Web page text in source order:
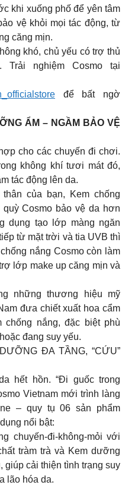
khi xuống phố để yên tâm
vệ khỏi mọi tác động, từ
căng mịn.
khó, chủ yếu có trợ thủ
Trải nghiệm Cosmo tại
để bất ngờ
ẨM – NGẦM BẢO VỆ
cho các chuyến đi chơi.
không khí tươi mát đó,
tác động lên da.
của bạn, Kem chống
Cosmo bảo vệ da hơn
dụng tạo lớp màng ngăn
từ mặt trời và tia UVB thì
nắng Cosmo còn làm
lớp make up căng mịn và
những thương hiệu mỹ
đưa chiết xuất hoa cẩm
chống nắng, đặc biệt phù
đang suy yếu.
ĐA TẦNG, “CỨU”
hết hồn. “Đi guốc trong
Vietnam mới trình làng
– quy tụ 06 sản phẩm
nổi bật:
chuyến-đi-không-mỏi với
tràm trà và Kem dưỡng
giúp cải thiện tình trạng suy
lão hóa da.